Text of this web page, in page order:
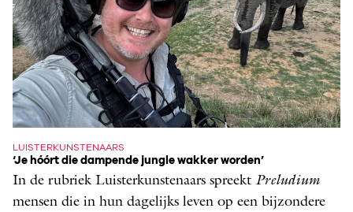
LUISTERKUNSTENAARS
‘Je hóórt die dampende jungle wakker worden’
In de rubriek Luisterkunstenaars spreekt Preludium
mensen die in hun dagelijks leven op een bijzondere